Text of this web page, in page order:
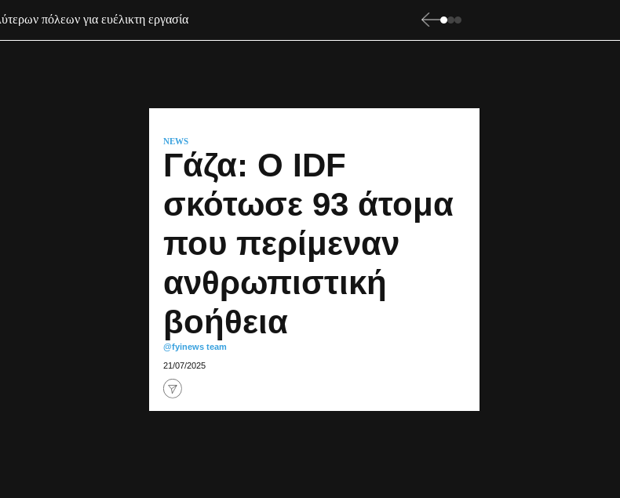
πόλεων για ευέλικτη εργασία
NEWS
Γάζα: Ο IDF
σκότωσε 93 άτομα
που περίμεναν
ανθρωπιστική
βοήθεια
@fyinews team
21/07/2025